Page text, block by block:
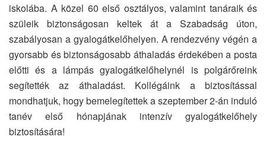
iskolába. A közel 60 első osztályos, valamint tanáraik és
szüleik biztonságosan keltek át a Szabadság úton,
szabályosan a gyalogátkelőhelyen. A rendezvény végén a
gyorsabb és biztonságosabb áthaladás érdekében a posta
előtti és a lámpás gyalogátkelőhelynél is polgárőreink
segítették az áthaladást. Kollégáink a biztosítással
mondhatjuk, hogy bemelegítettek a szeptember 2-án induló
tanév első hónapjának intenzív gyalogátkelőhely
biztosítására!